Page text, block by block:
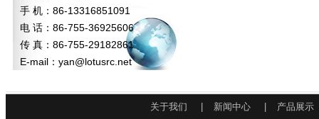
手 机：86-13316851091
电 话：86-755-36925606
传 真：86-755-29182861
E-mail： yan@lotusrc.net
关于我们 新闻中心
产品展示